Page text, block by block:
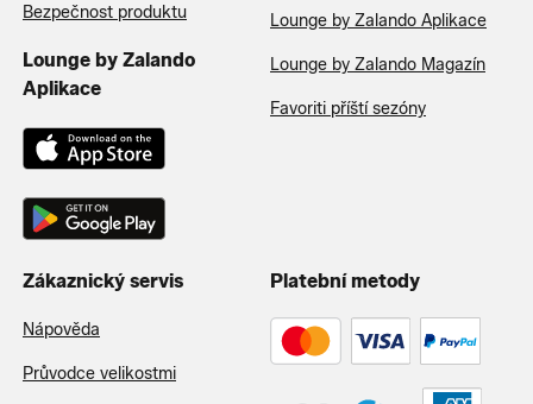
Bezpečnost produktu
Lounge by Zalando
Aplikace
Lounge by Zalando Aplikace
Lounge by Zalando Magazín
Favoriti příští sezóny
Zákaznický servis
Nápověda
Průvodce velikostmi
Platební metody